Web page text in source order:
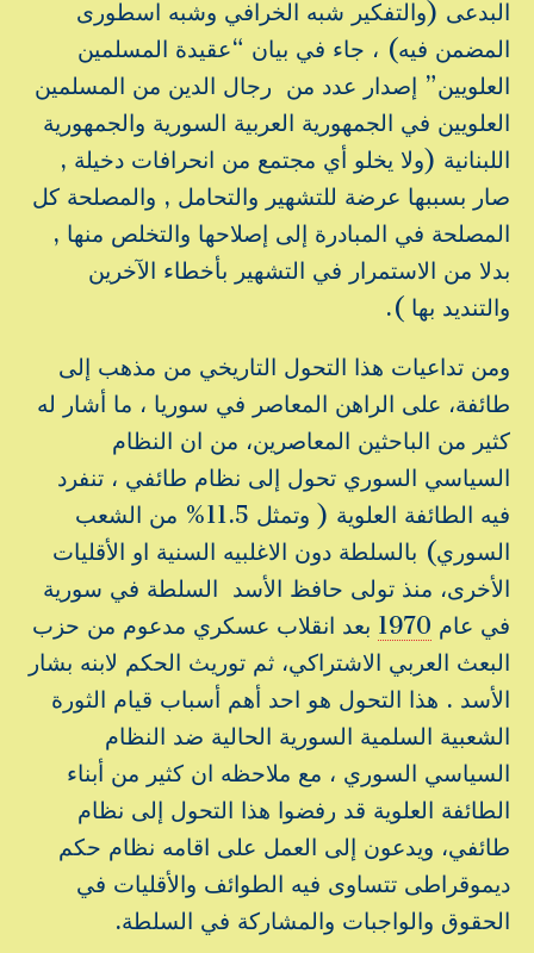
البدعى (والتفكير شبه الخرافي وشبه اسطورى
المضمن فيه) ، جاء في بيان “عقيدة المسلمين
العلويين” إصدار عدد من رجال الدين من المسلمين
العلويين في الجمهورية العربية السورية والجمهورية
اللبنانية (ولا يخلو أي مجتمع من انحرافات دخيلة ,
صار بسببها عرضة للتشهير والتحامل , والمصلحة كل
المصلحة في المبادرة إلى إصلاحها والتخلص منها ,
بدلا من الاستمرار في التشهير بأخطاء الآخرين
والتنديد بها ).
ومن تداعيات هذا التحول التاريخي من مذهب إلى
طائفة، على الراهن المعاصر في سوريا ، ما أشار له
كثير من الباحثين المعاصرين، من ان النظام
السياسي السوري تحول إلى نظام طائفي ، تنفرد
فيه الطائفة العلوية ( وتمثل 11.5% من الشعب
السوري) بالسلطة دون الاغلبيه السنية او الأقليات
الأخرى، منذ تولى حافظ الأسد السلطة في سورية
في عام 1970 بعد انقلاب عسكري مدعوم من حزب
البعث العربي الاشتراكي، ثم توريث الحكم لابنه بشار
الأسد . هذا التحول هو احد أهم أسباب قيام الثورة
الشعبية السلمية السورية الحالية ضد النظام
السياسي السوري ، مع ملاحظه ان كثير من أبناء
الطائفة العلوية قد رفضوا هذا التحول إلى نظام
طائفي، ويدعون إلى العمل على اقامه نظام حكم
ديموقراطى تتساوى فيه الطوائف والأقليات في
الحقوق والواجبات والمشاركة في السلطة.